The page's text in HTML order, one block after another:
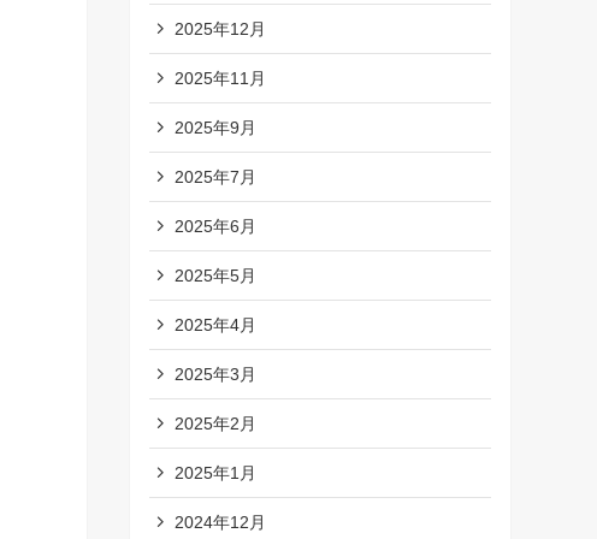
2025年12月
2025年11月
2025年9月
2025年7月
2025年6月
2025年5月
2025年4月
2025年3月
2025年2月
2025年1月
2024年12月